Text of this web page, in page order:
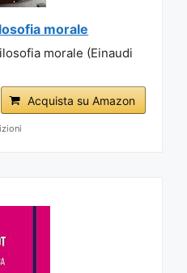
morale
morale (Einaudi
Acquista su Amazon